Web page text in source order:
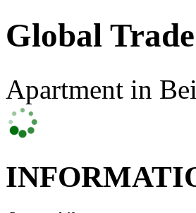
Global
Apartment in